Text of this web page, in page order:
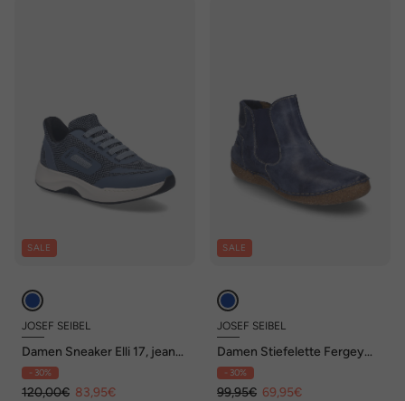
SALE
JOSEF SEIBEL
Damen Sneaker Elli 17, jeans-
kombi
- 30%
120,00€ 83,95€
SALE
JOSEF SEIBEL
Damen Stiefelette Fergey
63, ocean
- 30%
99,95€ 69,95€